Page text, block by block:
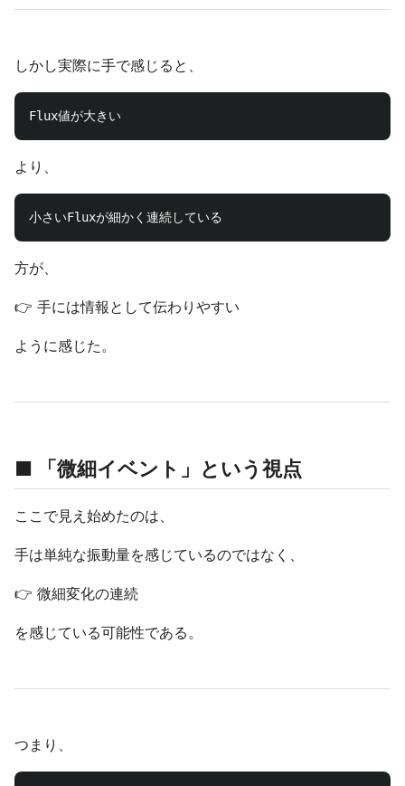
しかし実際に手で感じると、
より、
方が、
👉 手には情報として伝わりやすい
ように感じた。
■ 「微細イベント」という視点
ここで見え始めたのは、
手は単純な振動量を感じているのではなく、
👉 微細変化の連続
を感じている可能性である。
つまり、